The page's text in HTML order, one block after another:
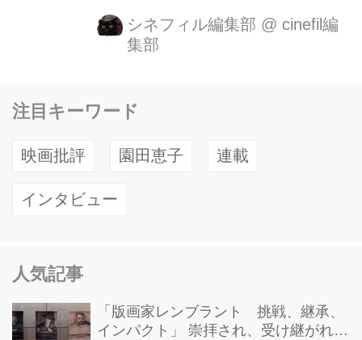
地 2006年公開の「SAYURI」以降、拠
点をロサンゼルスに移し世界で活躍す
供」で芥川賞を受賞してからというも
豪・中村文則との異色のタッグが実
を讃える米国の文学賞（デイビッド・
神科医との対話を通じて、その呪われ
た生涯を...
シネフィル編集部 @ cinefil編
集部
注目キーワード
映画批評 園田恵子 連載
インタビュー
人気記事
「版画家レンブラント 挑戦、継承、
インパクト」 崇拝され、受け継がれ、